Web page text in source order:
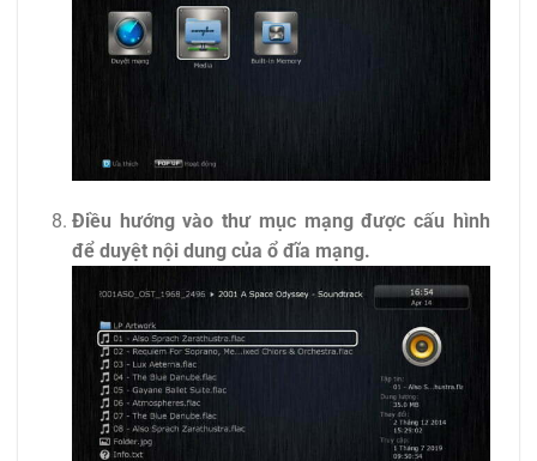
Điều hướng vào thư mục mạng được cấu hình
để duyệt nội dung của ổ đĩa mạng.